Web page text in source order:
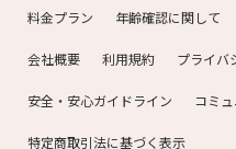
料金プラン 年齢確認に関して
会社概要 利用規約 プライバ
安全・安心ガイドライン コミ
特定商取引法に基づく表示